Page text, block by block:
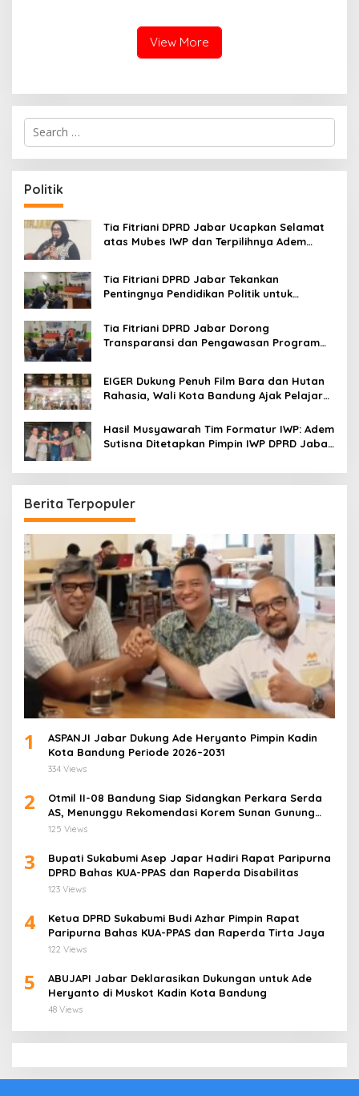
View More
S
r
c
h
f
o
:
Politik
Tia Fitriani DPRD Jabar Ucapkan Selamat
atas Mubes IWP dan Terpilihnya Adem
Tia Fitriani DPRD Jabar Tekankan
Pentingnya Pendidikan Politik untuk
Bandung
Tia Fitriani DPRD Jabar Dorong
Transparansi dan Pengawasan Program
EIGER Dukung Penuh Film Bara dan Hutan
Rahasia, Wali Kota Bandung Ajak Pelajar
Hasil Musyawarah Tim Formatur IWP: Adem
Sutisna Ditetapkan Pimpin IWP DPRD Jabar
Berita Terpopuler
1
ASPANJI Jabar Dukung Ade Heryanto Pimpin Kadin
Kota Bandung Periode 2026–2031
334 Views
2
Otmil II-08 Bandung Siap Sidangkan Perkara Serda
AS, Menunggu Rekomendasi Korem Sunan Gunung
Jati Cirebon
125 Views
3
Bupati Sukabumi Asep Japar Hadiri Rapat Paripurna
DPRD Bahas KUA-PPAS dan Raperda Disabilitas
123 Views
4
Ketua DPRD Sukabumi Budi Azhar Pimpin Rapat
Paripurna Bahas KUA-PPAS dan Raperda Tirta Jaya
122 Views
5
ABUJAPI Jabar Deklarasikan Dukungan untuk Ade
Heryanto di Muskot Kadin Kota Bandung
48 Views